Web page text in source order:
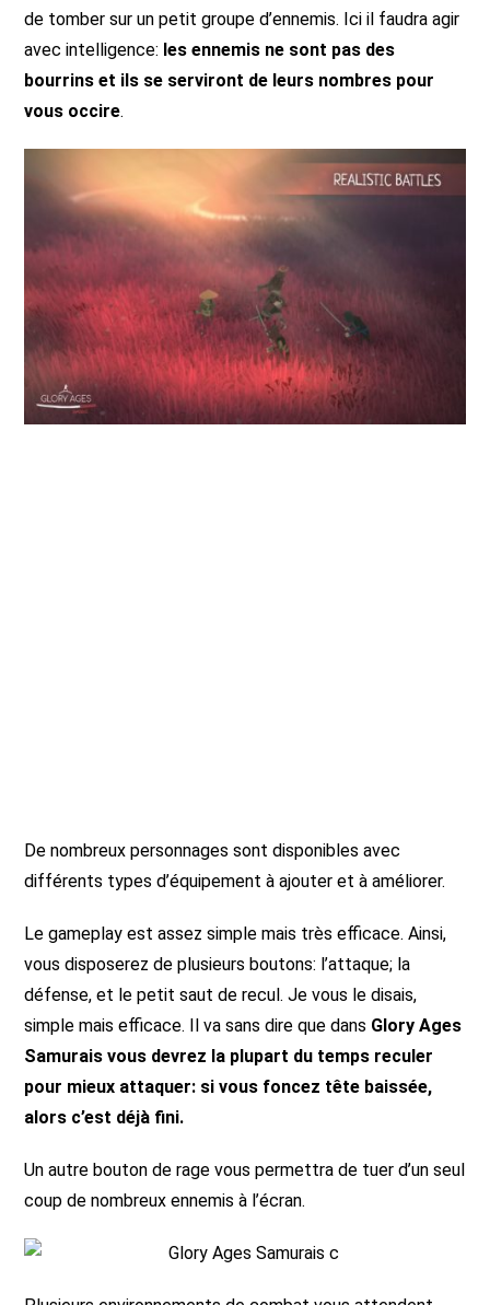
de tomber sur un petit groupe d’ennemis. Ici il faudra agir
avec intelligence: les ennemis ne sont pas des
bourrins et ils se serviront de leurs nombres pour
vous occire.
De nombreux personnages sont disponibles avec
différents types d’équipement à ajouter et à améliorer.
Le gameplay est assez simple mais très efficace. Ainsi,
vous disposerez de plusieurs boutons: l’attaque; la
défense, et le petit saut de recul. Je vous le disais,
simple mais efficace. Il va sans dire que dans Glory Ages
Samurais vous devrez la plupart du temps reculer
pour mieux attaquer: si vous foncez tête baissée,
alors c’est déjà fini.
Un autre bouton de rage vous permettra de tuer d’un seul
coup de nombreux ennemis à l’écran.